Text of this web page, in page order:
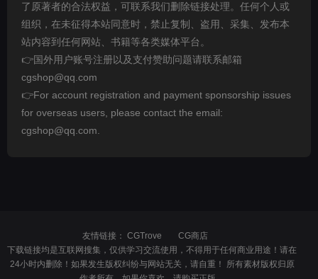
了原著者的合法权益，可联系我们删除链接处理。任何个人或
组织，在未征得本站同意时，禁止复制、盗用、采集、发布本
站内容到任何网站、书籍等各类媒体平台。
👉国外用户账号注册以及支付赞助问题请联系邮箱
cgshop@qq.com
👉For account registration and payment sponsorship issues
for overseas users, please contact the email:
cgshop@qq.com.
友情链接： CGTrove
CG商店
下载链接均是互联网搜集，仅供学习交流使用，不得用于任何商业用途！请在
24小时内删除！如果发生版权纠纷与网站无关，请自重！ 所有素材版权归原